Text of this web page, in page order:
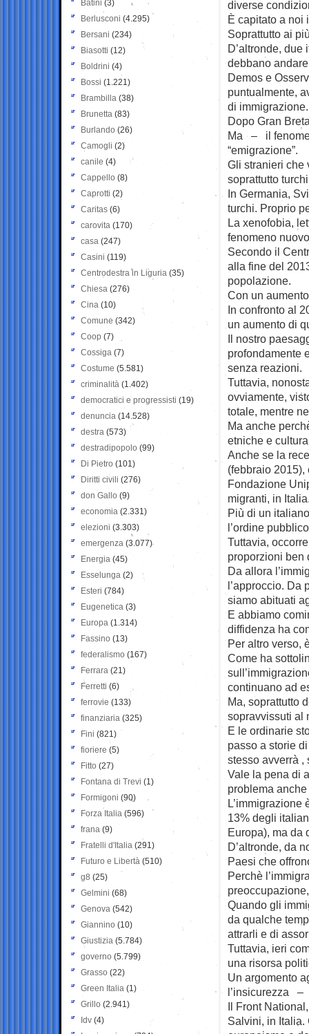
diverse
È capitato a noi
Soprattutto ai
D’altronde,
debbano
Demos e
puntualmente,
di immigrazione.
Dopo Gran
Ma – il
“emigrazione”.
Gli stranieri
soprattutto
In Germania,
turchi. Proprio
La xenofobia,
fenomeno
Secondo il
alla fine del
popolazione.
Con un
In confronto al
un aumento di
Il nostro
profondamente
senza reazioni.
Tuttavia,
ovviamente,
totale, mentre
Ma anche
etniche e
Anche se la
(febbraio 2015),
Fondazione
migranti, in
Più di un
l’ordine
Tuttavia,
proporzioni ben
Da allora
l’approccio. Da
siamo abituati
E abbiamo
diffidenza ha
Per altro verso,
Come ha
continuano ad
Ma, soprattutto
sopravvissuti al
E le ordinarie
passo a storie
stesso avverrà ,
Vale la pena di
problema
L’immigrazione
13% degli
Europa), ma da
D’altronde, da
Paesi che
Perchè
Quando gli
da qualche
attrarli e di
Tuttavia, ieri
una risorsa
Un argomento
l’insicurezza
Il Front
Salvini, in Italia.
Batini (3)
Berlusconi (4.295)
Bersani (234)
Biasotti (12)
Boldrini (4)
Bossi (1.221)
Brambilla (38)
Brunetta (83)
Burlando (26)
Camogli (2)
canile (4)
Cappello (8)
Caprotti (2)
Caritas (6)
carovita (170)
casa (247)
Casini (119)
Centrodestra in Liguria (35)
Chiesa (276)
Cina (10)
Comune (342)
Coop (7)
Cossiga (7)
Costume (5.581)
criminalità (1.402)
democratici e progressisti (19)
denuncia (14.528)
destra (573)
destradipopolo (99)
Di Pietro (101)
Diritti civili (276)
don Gallo (9)
economia (2.331)
elezioni (3.303)
emergenza (3.077)
Energia (45)
Esselunga (2)
Esteri (784)
Eugenetica (3)
Europa (1.314)
Fassino (13)
federalismo (167)
Ferrara (21)
Ferretti (6)
ferrovie (133)
finanziaria (325)
Fini (821)
fioriere (5)
Fitto (27)
Fontana di Trevi (1)
Formigoni (90)
Forza Italia (596)
frana (9)
Fratelli d'Italia (291)
Futuro e Libertà (510)
g8 (25)
Gelmini (68)
Genova (542)
Giannino (10)
Giustizia (5.784)
governo (5.799)
Grasso (22)
Green Italia (1)
Grillo (2.941)
Idv (4)